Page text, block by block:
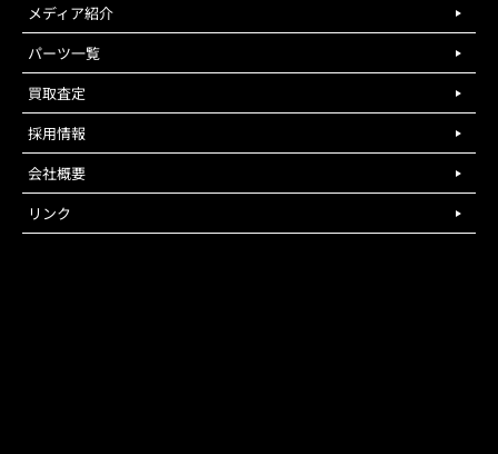
メディア紹介
パーツ一覧
買取査定
採用情報
会社概要
リンク